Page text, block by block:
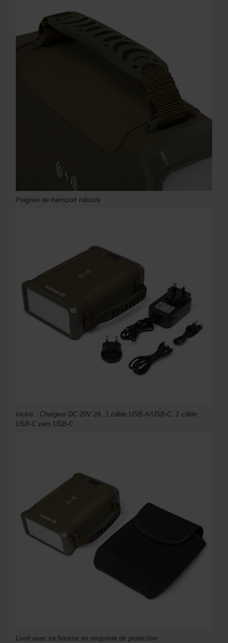
Poignée de transport robuste
Inclus : Chargeur DC 20V 2A, 1 câble USB-A/USB-C, 1 câble
USB-C vers USB-C
Livré avec sa housse en néoprène de protection